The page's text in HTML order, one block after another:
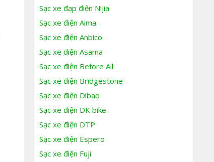
Sạc xe đạp điện Nijia
Sạc xe điện Aima
Sạc xe điện Anbico
Sạc xe điện Asama
Sạc xe điện Before All
Sạc xe điện Bridgestone
Sạc xe điện Dibao
Sạc xe điện DK bike
Sạc xe điện DTP
Sạc xe điện Espero
Sạc xe điện Fuji